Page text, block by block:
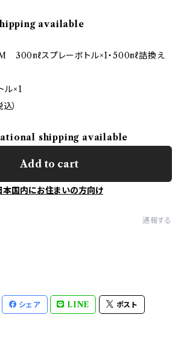
available
M 300㎖スプレーボトル×1・500㎖詰換え
ル×1
）
shipping available
Add to cart
本国内にお住まいの方向け
通報する
シェア LINE ポスト